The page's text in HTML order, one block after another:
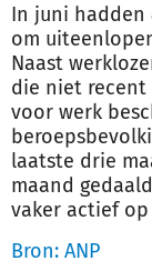
In juni hadden
om
Naast
die niet
voor werk
laatste drie
maand
vaker actief op
Bron: ANP